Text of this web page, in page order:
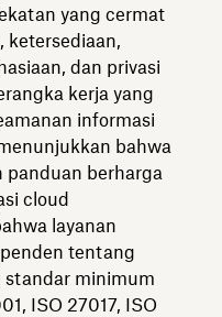
yang cermat
ketersediaan,
dan privasi
kerja yang
informasi
bahwa
panduan berharga
cloud
layanan
tentang
standar minimum
ISO 27017, ISO